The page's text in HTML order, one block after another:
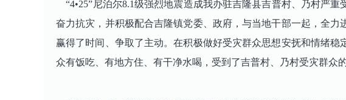
“4•25”尼泊尔8.1级强烈地震造成我办驻吉隆县吉普村、乃村严
奋力抗灾，并积极配合吉隆镇党委、政府，与当地干部一起，全
赢得了时间、争取了主动。在积极做好受灾群众思想安抚和情绪
众有饭吃、有地方住、有干净水喝，受到了吉普村、乃村受灾群众